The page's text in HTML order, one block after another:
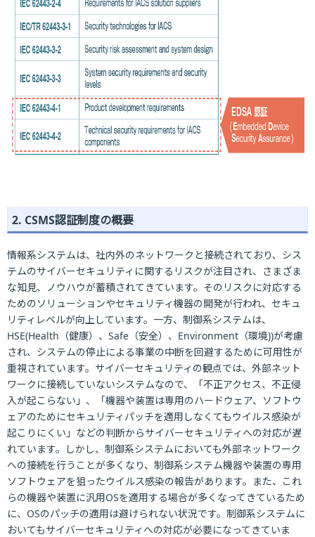
2. CSMS認証制度の概要
情報系システムは、社内外のネットワークと接続されており、シス
テムのサイバーセキュリティに関するリスクが注目され、さまざま
な知見、ノウハウが蓄積されてきています。そのリスクに対応する
ためのソリューションやセキュリティ機器の開発が行われ、セキュ
リティレベルが向上しています。一方、制御系システムは、
HSE(Health（健康）、Safe（安全）、Environment（環境))が考慮
され、システムの停止による事業の中断を回避するために可用性が
重視されています。サイバーセキュリティの観点では、外部ネット
ワークに接続していないシステムなので、「不正アクセス、不正侵
入が起こらない」、「機器や装置は専用のハードウェア、ソフトウ
ェアのためにセキュリティパッチを適用しなくてもウイルス感染が
起こりにくい」などの判断からサイバーセキュリティへの対応が遅
れています。しかし、制御系システムにおいても外部ネットワーク
への接続を行うことが多くなり、制御系システム機器や装置の専用
ソフトウェアを狙ったウイルス感染の報告があります。また、これ
らの機器や装置に汎用OSを適用する場合が多くなってきているため
に、OSのパッチの適用は避けられない状況です。制御系システムに
おいてもサイバーセキュリティへの対応が必要になってきていま